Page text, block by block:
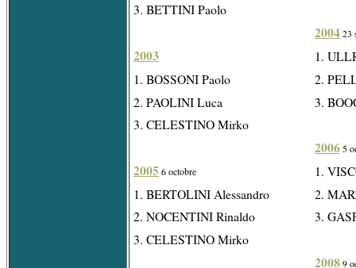
3. BETTINI Paolo
2003
1. BOSSONI Paolo
2. PAOLINI Luca
3. CELESTINO Mirko
2005 6 octobre
1. BERTOLINI Alessandro
2. NOCENTINI Rinaldo
3. CELESTINO Mirko
2004 23
1.
2.
3.
2006 5
1.
2.
3.
2008 9